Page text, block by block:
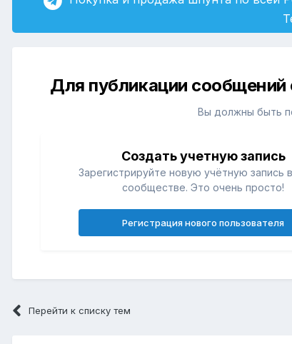
Для публикации сообщений
Вы должны быть
Создать учетную запись
Зарегистрируйте новую учётную запись
сообществе. Это очень просто!
Регистрация нового пользователя
Перейти к списку тем